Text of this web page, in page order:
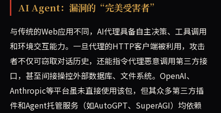
AI Agent：漏洞的“完美受害者”
与传统的Web应用不同，AI代理具备自主决策、工具调用
和环境交互能力。一旦代理的HTTP客户端被利用，攻击
者不仅可窃取对话历史，还能指令代理恶意调用第三方接
口，甚至间接操控外部数据库、文件系统。OpenAI、
Anthropic等平台虽未直接使用该包，但其众多第三方插
件和Agent托管服务（如AutoGPT、SuperAGI）均依赖